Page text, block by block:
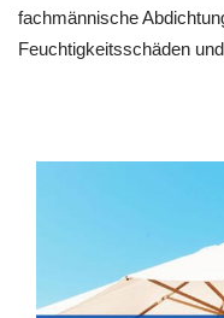
fachmännische
Feuchtigkeitsschäden